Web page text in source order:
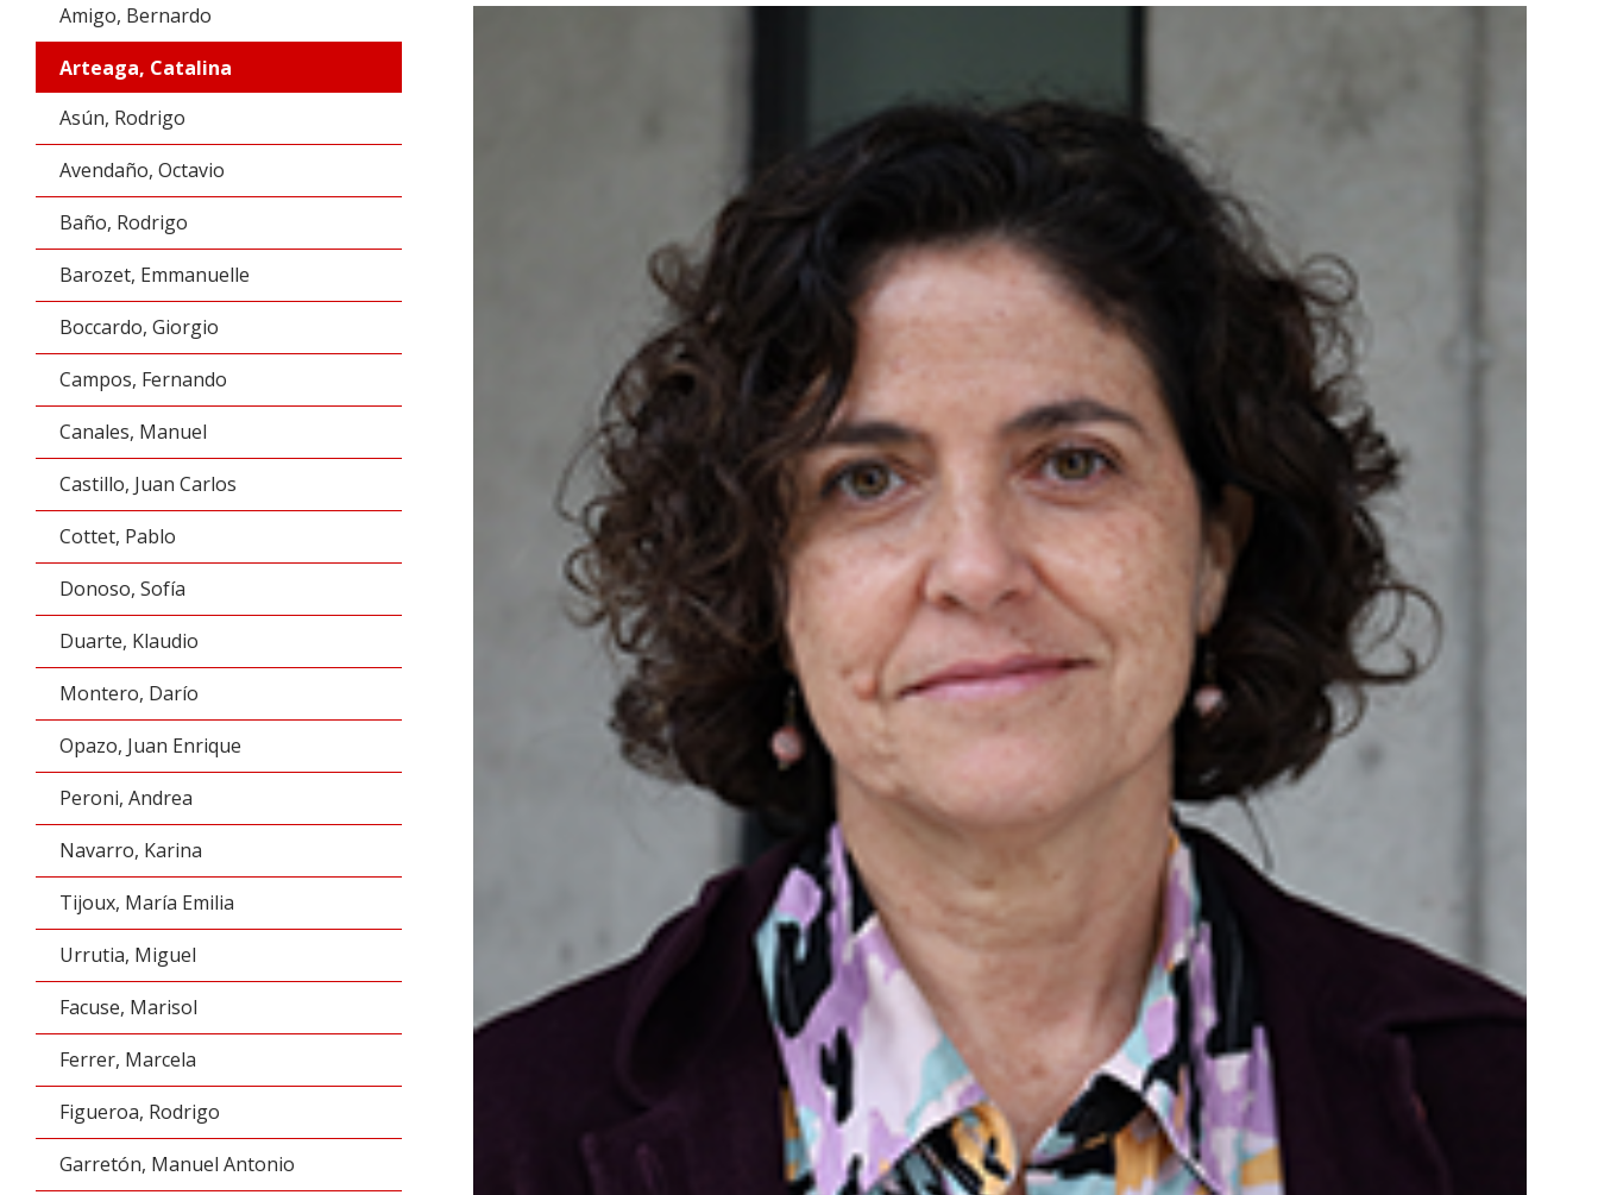
Amigo, Bernardo
Arteaga, Catalina
Asún, Rodrigo
Avendaño, Octavio
Baño, Rodrigo
Barozet, Emmanuelle
Boccardo, Giorgio
Campos, Fernando
Canales, Manuel
Castillo, Juan Carlos
Cottet, Pablo
Donoso, Sofía
Duarte, Klaudio
Montero, Darío
Opazo, Juan Enrique
Peroni, Andrea
Navarro, Karina
Tijoux, María Emilia
Urrutia, Miguel
Facuse, Marisol
Ferrer, Marcela
Figueroa, Rodrigo
Garretón, Manuel Antonio